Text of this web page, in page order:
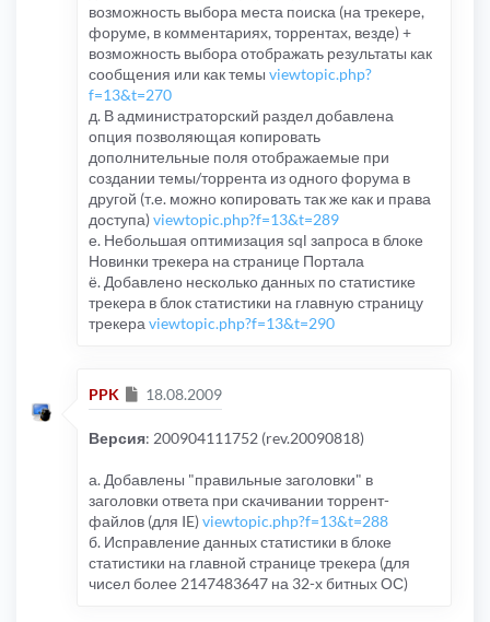
возможность выбора места поиска (на трекере,
форуме, в комментариях, торрентах, везде) +
возможность выбора отображать результаты как
сообщения или как темы viewtopic.php?
f=13&t=270
д. В администраторский раздел добавлена
опция позволяющая копировать
дополнительные поля отображаемые при
создании темы/торрента из одного форума в
другой (т.е. можно копировать так же как и права
доступа)viewtopic.php?f=13&t=289
е. Небольшая оптимизация sql запроса в блоке
Новинки трекера на странице Портала
ё. Добавлено несколько данных по статистике
трекера в блок статистики на главную страницу
трекера viewtopic.php?f=13&t=290
PPK Сообщение
18.08.2009
Версия: 200904111752 (rev.20090818)
а. Добавлены "правильные заголовки" в
заголовки ответа при скачивании торрент-
файлов (для IE)viewtopic.php?f=13&t=288
б. Исправление данных статистики в блоке
статистики на главной странице трекера (для
чисел более 2147483647 на 32-х битных ОС)